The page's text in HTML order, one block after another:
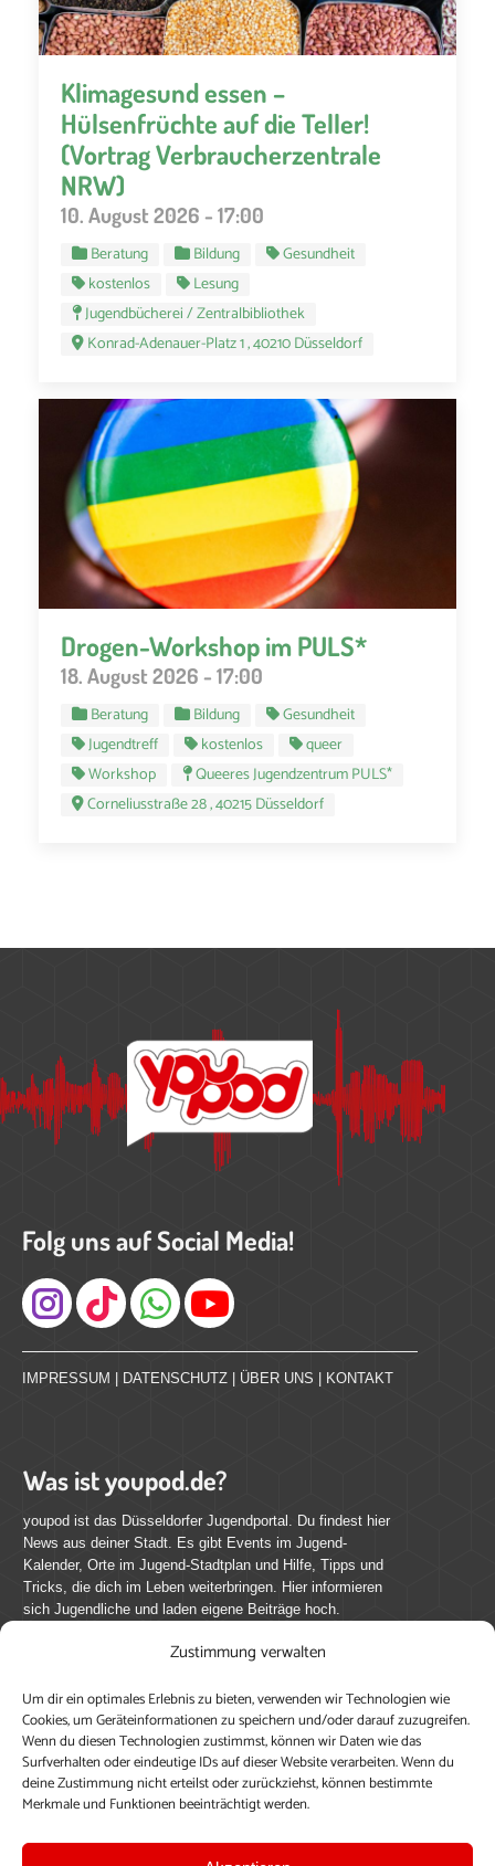
Zustimmung verwalten
Um dir ein optimales Erlebnis zu bieten, verwenden wir Technologien wie
Cookies, um Geräteinformationen zu speichern und/oder darauf zuzugreifen.
Wenn du diesen Technologien zustimmst, können wir Daten wie das
Surfverhalten oder eindeutige IDs auf dieser Website verarbeiten. Wenn du
deine Zustimmung nicht erteilst oder zurückziehst, können bestimmte
Merkmale und Funktionen beeinträchtigt werden.
Klimagesund essen –
Hülsenfrüchte auf die Teller!
(Vortrag Verbraucherzentrale
NRW)
10. August 2026 - 17:00
Beratung Bildung
Gesundheit
kostenlos
Lesung
Jugendbücherei / Zentralbibliothek
Konrad-Adenauer-Platz 1 , 40210 Düsseldorf
Drogen-Workshop im PULS*
18. August 2026 - 17:00
Beratung Bildung
Gesundheit
Jugendtreff
kostenlos
queer
Workshop
Queeres Jugendzentrum PULS*
Corneliusstraße 28 , 40215 Düsseldorf
Folg uns auf Social Media!
Instagram
IMPRESSUM DATENSCHUTZ ÜBER UNS KONTAKT
Was ist youpod.de?
youpod ist das Düsseldorfer Jugendportal. Du findest hier
News aus deiner Stadt. Es gibt Events im Jugend-
Kalender, Orte im Jugend-Stadtplan und Hilfe, Tipps und
Tricks, die dich im Leben weiterbringen. Hier informieren
sich Jugendliche und laden eigene Beiträge hoch.
Mach mit bei youpod.de!
youpod.de lebt von Menschen wie dir. Sammel
journalistische Erfahrung, teile deine Perspektive und
veröffentliche deine Beiträge auf youpod.de.Du musst
dich anmelden, um alle Funktionen nutzen zu können, ein
Profil anzulegen, eigene Beiträge hochzuladen und zu